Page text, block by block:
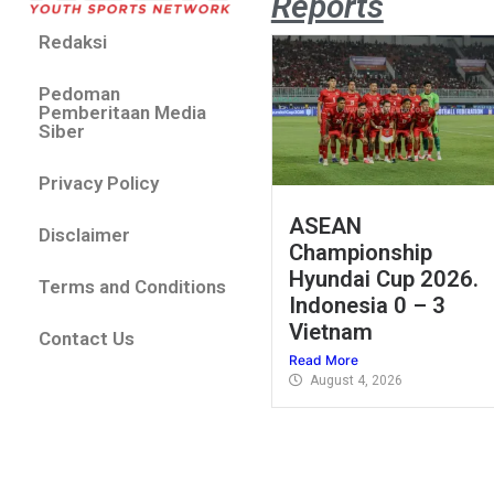
Redaksi
Pedoman
Pemberitaan Media
Siber
Privacy Policy
Disclaimer
Terms and Conditions
Contact Us
ASEAN
Championship
Hyundai Cup 2026.
Indonesia 0 – 3
Vietnam
Read More
August 4, 2026